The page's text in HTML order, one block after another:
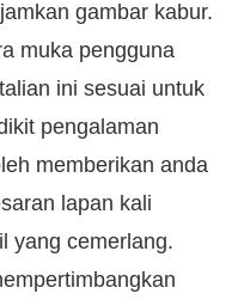
gambar kabur.
muka pengguna
ini sesuai untuk
pengalaman
memberikan anda
lapan kali
yang cemerlang.